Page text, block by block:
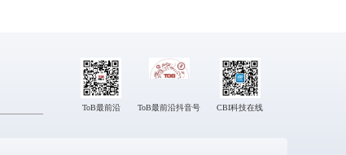
ToB最前沿 ToB最前沿抖音号 CBI科技在线